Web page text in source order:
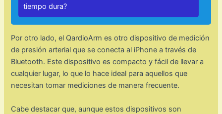
tiempo dura?
Por otro lado, el QardioArm es otro dispositivo de medición
de presión arterial que se conecta al iPhone a través de
Bluetooth. Este dispositivo es compacto y fácil de llevar a
cualquier lugar, lo que lo hace ideal para aquellos que
necesitan tomar mediciones de manera frecuente.
Cabe destacar que, aunque estos dispositivos son